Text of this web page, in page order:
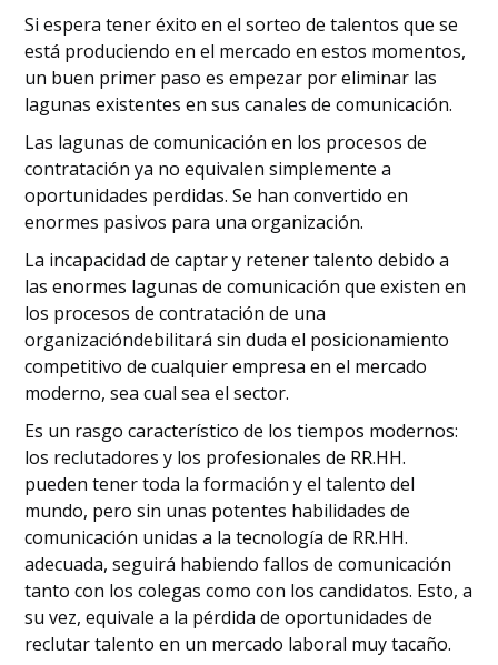
Si espera tener éxito en el sorteo de talentos que se
está produciendo en el mercado en estos momentos,
un buen primer paso es empezar por eliminar las
lagunas existentes en sus canales de comunicación.
Las lagunas de comunicación en los procesos de
contratación ya no equivalen simplemente a
oportunidades perdidas. Se han convertido en
enormes pasivos para una organización.
La incapacidad de captar y retener talento debido a
las enormes lagunas de comunicación que existen en
los procesos de contratación de una
organizacióndebilitará sin duda el posicionamiento
competitivo de cualquier empresa en el mercado
moderno, sea cual sea el sector.
Es un rasgo característico de los tiempos modernos:
los reclutadores y los profesionales de RR.HH.
pueden tener toda la formación y el talento del
mundo, pero sin unas potentes habilidades de
comunicación unidas a la tecnología de RR.HH.
adecuada, seguirá habiendo fallos de comunicación
tanto con los colegas como con los candidatos. Esto, a
su vez, equivale a la pérdida de oportunidades de
reclutar talento en un mercado laboral muy tacaño.